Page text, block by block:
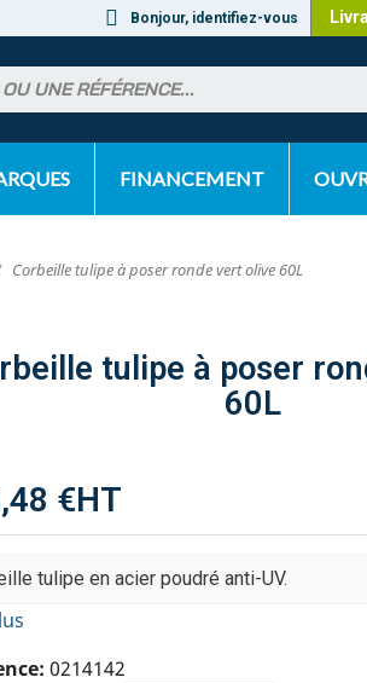
Bonjour, identifiez-vous
FINANCEMENT
Corbeille tulipe à poser ronde vert olive 60L
tulipe à poser
60L
€HT
tulipe en acier poudré anti-UV.
0214142